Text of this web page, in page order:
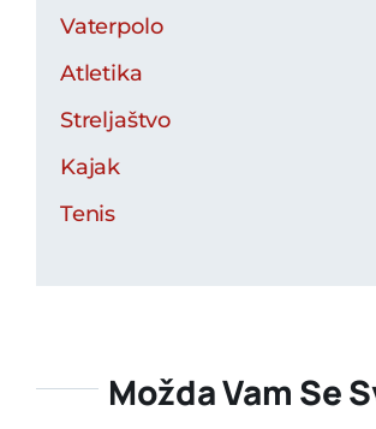
Vaterpolo
Atletika
Streljaštvo
Kajak
Tenis
Možda Vam Se